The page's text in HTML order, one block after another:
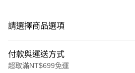
請選擇商品選項
付款與運送方式
超取滿NT$699免運